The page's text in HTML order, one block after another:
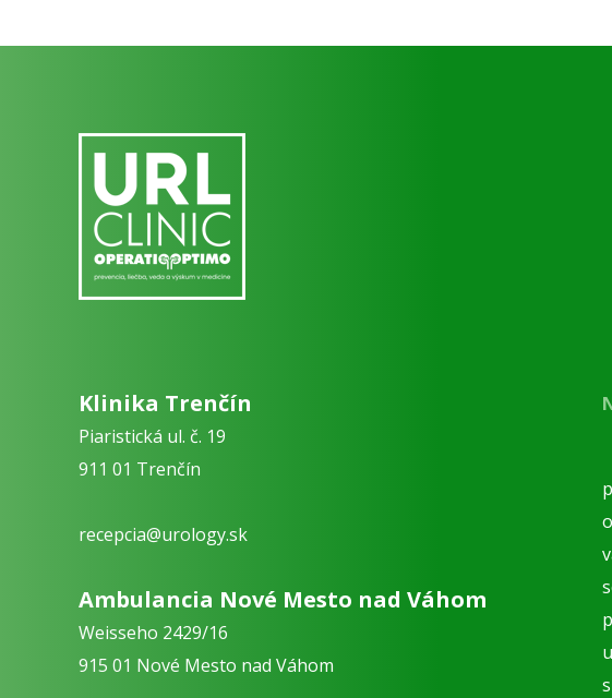
Klinika Trenčín
Piaristická ul. č. 19
911 01 Trenčín
recepcia@urology.sk
Ambulancia Nové Mesto nad Váhom
Weisseho 2429/16
915 01 Nové Mesto nad Váhom